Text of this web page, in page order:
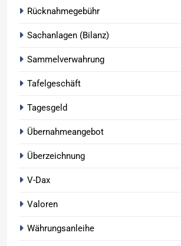
Rücknahmegebühr
Sachanlagen (Bilanz)
Sammelverwahrung
Tafelgeschäft
Tagesgeld
Übernahmeangebot
Überzeichnung
V-Dax
Valoren
Währungsanleihe